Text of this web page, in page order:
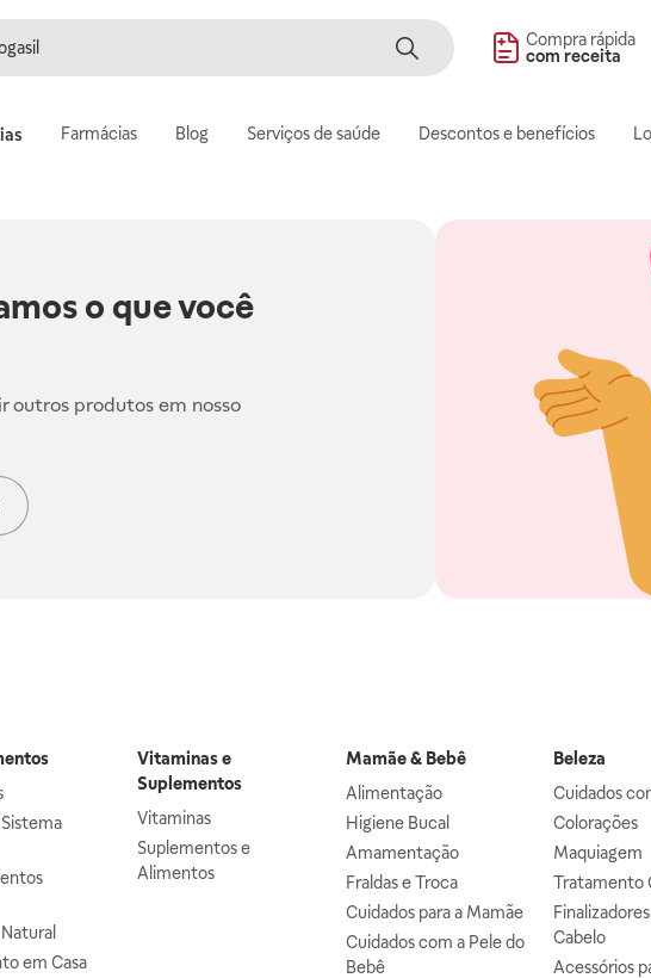
Compra rápida
com receita
Farmácias Blog Serviços de saúde Descontos e benefícios
o que você
outros produtos em nosso
em Casa
Vitaminas e
Suplementos
Vitaminas
Suplementos e
Alimentos
Mamãe & Bebê
Alimentação
Higiene Bucal
Amamentação
Fraldas e Troca
Cuidados para a Mamãe
Cuidados com a Pele do
Bebê
Beleza
Cuidados
Colorações
Maquiagem
Tratamento
Cabelo
Acessórios